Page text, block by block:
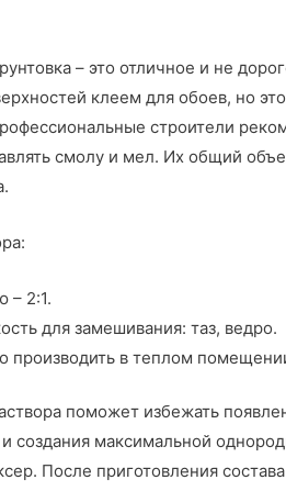
– это отличное и не
клеем для обоев, но
строители
смолу и мел. Их общий
– 2:1.
для замешивания: таз, ведро.
производить в теплом
поможет избежать
создания максимальной
После приготовления